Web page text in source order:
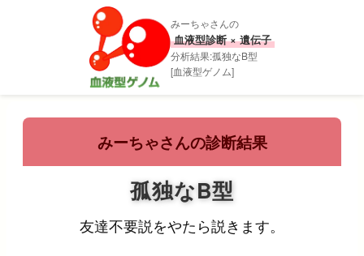
みーちゃさんの
血液型診断 × 遺伝子
分析結果:孤独なB型
[血液型ゲノム]
みーちゃさんの診断結果
孤独なB型
友達不要説をやたら説きます。